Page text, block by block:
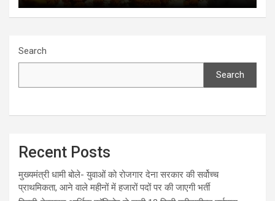
Search
Search
Recent Posts
मुख्यमंत्री धामी बोले- युवाओं को रोजगार देना सरकार की सर्वोच्च
प्राथमिकता, आने वाले महीनों में हजारों पदों पर की जाएगी भर्ती